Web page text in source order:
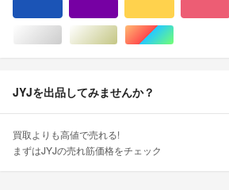
シルバー/銀色系ゴールド/金色系マルチカラー
JYJを出品してみませんか？
買取よりも高値で売れる!
まずはJYJの売れ筋価格をチェック